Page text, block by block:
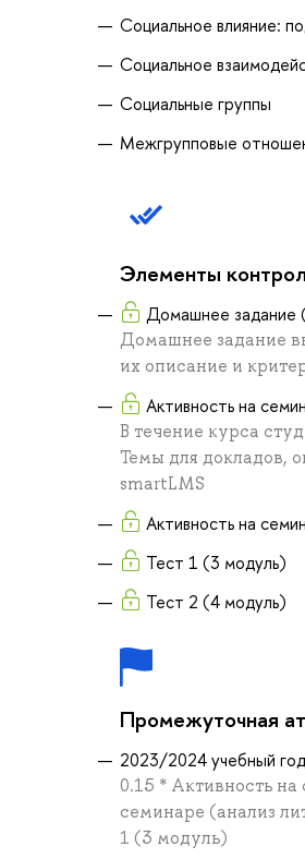
Социальное влияние:
Социальное
Социальные группы
Межгрупповые
Элементы
Домашнее задание
Домашнее задание
их описание и
Активность на
В течение курса
Темы для докладов,
smartLMS
Активность на
Тест 1 (3 модуль)
Тест 2 (4 модуль)
Промежуточная
2023/2024 учебный
0.15 * Активность
семинаре (анализ
1 (3 модуль)